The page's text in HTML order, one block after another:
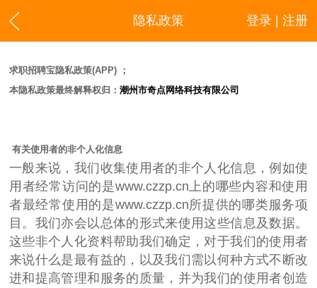
登录 | 注册
隐私政策
求职招聘宝隐私政策(APP) ；
本隐私政策最终解释权归： 潮州市奇点网络科技有限公司
有关使用者的非个人化信息
一般来说，我们收集使用者的非个人化信息，例如使
用者经常访问的是www.czzp.cn上的哪些内容和使用
者最经常使用的是www.czzp.cn所提供的哪类服务项
目。我们亦会以总体的形式来使用这些信息及数据。
这些非个人化资料帮助我们确定，对于我们的使用者
来说什么是最有益的，以及我们需以何种方式不断改
进和提高管理和服务的质量，并为我们的使用者创造